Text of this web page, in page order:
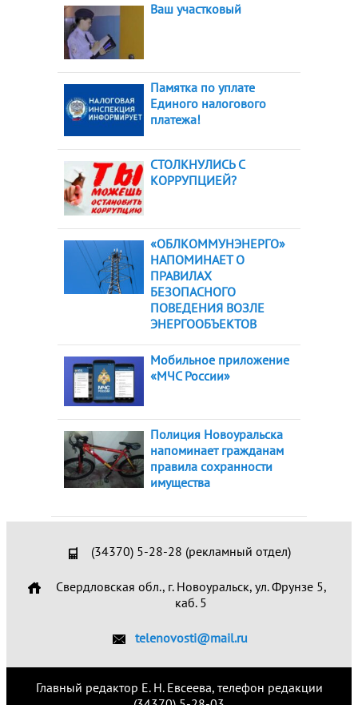
Ваш участковый
Памятка по уплате
Единого налогового
платежа!
СТОЛКНУЛИСЬ С
КОРРУПЦИЕЙ?
«ОБЛКОММУНЭНЕРГО»
НАПОМИНАЕТ О
ПРАВИЛАХ
БЕЗОПАСНОГО
ПОВЕДЕНИЯ ВОЗЛЕ
ЭНЕРГООБЪЕКТОВ
Мобильное приложение
«МЧС России»
Полиция Новоуральска
напоминает гражданам
правила сохранности
имущества
(34370) 5-28-28 (рекламный отдел)
Свердловская обл., г. Новоуральск, ул. Фрунзе 5,
каб. 5
telenovosti@mail.ru
Главный редактор Е. Н. Евсеева, телефон редакции